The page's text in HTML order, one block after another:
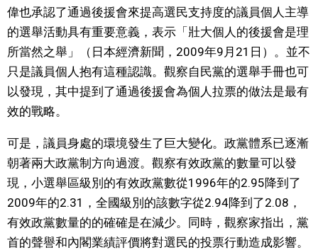
偉也承認了通過後援會來提高選民支持度的議員個人主導
的選舉活動具有重要意義，表示「壯大個人的後援會是理
所當然之舉」（日本經濟新聞，2009年9月21日）。並不
只是議員個人抱有這種認識。觀察自民黨的選舉手冊也可
以發現，其中提到了通過後援會為個人拉票的做法是最有
效的戰略。
可是，議員身處的環境發生了巨大變化。政黨體系已逐漸
朝著兩大政黨制方向過渡。觀察有效政黨的數量可以發
現，小選舉區級別的有效政黨數從1996年的2.95降到了
2009年的2.31，全國級別的該數字從2.94降到了2.08，
有效政黨數量的的確確是在減少。同時，觀察家指出，黨
首的聲譽和內閣業績評價將對選民的投票行動造成影響。